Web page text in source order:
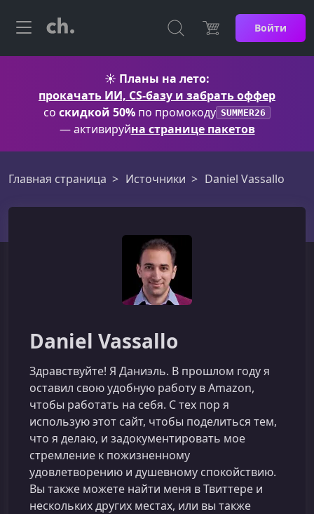
Войти
☀️ Планы на лето:
прокачать ИИ, CS-базу и забрать оффер
со скидкой 50% по промокоду SUMMER26
— активируйна странице пакетов
Главная страница Источники Daniel Vassallo
Daniel Vassallo
Здравствуйте! Я Даниэль. В прошлом году я
оставил свою удобную работу в Amazon,
чтобы работать на себя. С тех пор я
использую этот сайт, чтобы поделиться тем,
что я делаю, и задокументировать мое
стремление к пожизненному
удовлетворению и душевному спокойствию.
Вы также можете найти меня в Твиттере и
нескольких других местах, или вы также